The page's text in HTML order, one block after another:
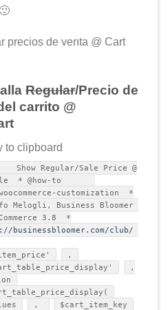
precios de venta @ Cart
Regular/Precio de
carrito @
to clipboard
Regular/Sale Price @
Table * @how-to
customization *
Business Bloomer
3.8 *
businessbloomer.com/club/
,
,
,
$cart_item_key